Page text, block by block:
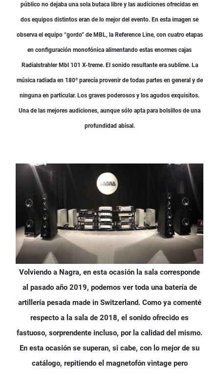
público no dejaba una sola butaca libre y las audiciones ofrecidas en
dos equipos distintos eran de lo mejor del evento. En esta imagen se
observa el equipo “gordo” de MBL, la Reference Line, con cuatro etapas
en configuración monofónica alimentando estas enormes cajas
Radialstrahler Mbl 101 X-treme. El sonido resultante era sublime. La
música radiada en 180º parecía provenir de todas partes en general y de
ninguna en particular. Los graves poderosos y los agudos exquisitos.
Una de las mejores audiciones, aunque sólo apta para bolsillos de una
profundidad abisal.
Volviendo a Nagra, en esta ocasión la sala corresponde
al pasado año 2019, podemos ver toda una batería de
artillería pesada made in Switzerland. Como ya comenté
respecto a la sala de 2018, el sonido ofrecido es
fastuoso, sorprendente incluso, por la calidad del mismo.
En esta ocasión se superan, si cabe, con lo mejor de su
catálogo, repitiendo el magnetofón vintage pero